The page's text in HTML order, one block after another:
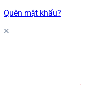
Quên mật khẩu?